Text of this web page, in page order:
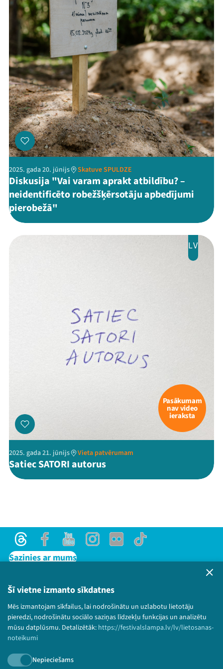
Šī vietne izmanto sīkdatnes
Mēs izmantojam sīkfailus, lai nodrošinātu un uzlabotu lietotāju
pieredzi, nodrošinātu sociālo saziņas līdzekļu funkcijas un analizētu
mūsu datplūsmu. Detalizētāk: https://festivalslampa.lv/lv/lietosanas-
noteikumi
Nepieciešams
Kontakti
ThreadsFacebookYoutube
X Instagram
Flick TikTok
2025. gada 20. jūnijs Skatuve SPULDZE
Diskusija "Vai varam aprakt atbildību? –
neidentificēto robežšķērsotāju apbedījumi
pierobežā"
LV
Pasākumam
nav video
ieraksta
2025. gada 21. jūnijs Vieta patvērumam
Satiec SATORI autorus
ThreadsFacebookYoutubeInstagram
Flick TikTok
Sazinies ar mums
Lietošanas noteikumi un sīkdatņu politika
Bērnu aizsardzības politika
© 2026 Sarunu festivāls LAMPA Visas tiesības
paturētas.